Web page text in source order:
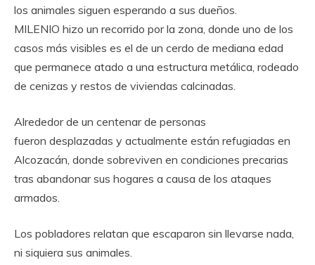
los animales siguen esperando a sus dueños.
MILENIO hizo un recorrido por la zona, donde uno de los
casos más visibles es el de un cerdo de mediana edad
que permanece atado a una estructura metálica, rodeado
de cenizas y restos de viviendas calcinadas.
Alrededor de un centenar de personas
fueron desplazadas y actualmente están refugiadas en
Alcozacán, donde sobreviven en condiciones precarias
tras abandonar sus hogares a causa de los ataques
armados.
Los pobladores relatan que escaparon sin llevarse nada,
ni siquiera sus animales.